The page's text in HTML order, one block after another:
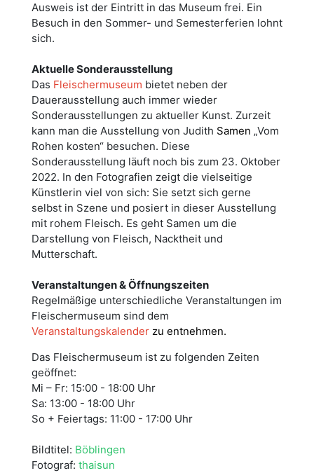
Ausweis ist der Eintritt in das Museum frei. Ein
Besuch in den Sommer- und Semesterferien lohnt
sich.
Aktuelle Sonderausstellung
Das Fleischermuseum bietet neben der
Dauerausstellung auch immer wieder
Sonderausstellungen zu aktueller Kunst. Zurzeit
kann man die Ausstellung von Judith Samen „Vom
Rohen kosten“ besuchen. Diese
Sonderausstellung läuft noch bis zum 23. Oktober
2022. In den Fotografien zeigt die vielseitige
Künstlerin viel von sich: Sie setzt sich gerne
selbst in Szene und posiert in dieser Ausstellung
mit rohem Fleisch. Es geht Samen um die
Darstellung von Fleisch, Nacktheit und
Mutterschaft.
Veranstaltungen & Öffnungszeiten
Regelmäßige unterschiedliche Veranstaltungen im
Fleischermuseum sind dem
Veranstaltungskalender zu entnehmen.
Das Fleischermuseum ist zu folgenden Zeiten
geöffnet:
Mi – Fr: 15:00 - 18:00 Uhr
Sa: 13:00 - 18:00 Uhr
So + Feiertags: 11:00 - 17:00 Uhr
Bildtitel: Böblingen
Fotograf: thaisun